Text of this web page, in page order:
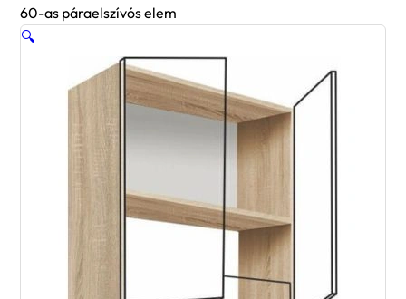
60-as páraelszívós elem
🔍